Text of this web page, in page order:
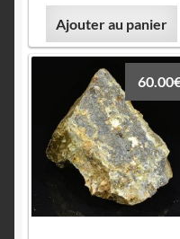
Ajouter au panier
60.00